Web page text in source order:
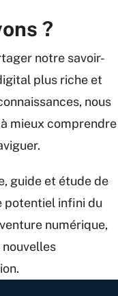
?
notre savoir-
plus riche et
nous
mieux comprendre
guide et étude de
potentiel infini du
numérique,